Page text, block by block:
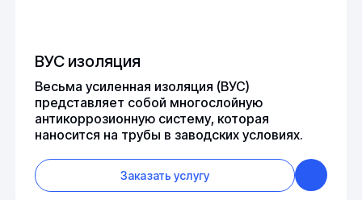
ВУС изоляция
Весьма усиленная изоляция (ВУС)
представляет собой многослойную
антикоррозионную систему, которая
наносится на трубы в заводских условиях.
Заказать услугу